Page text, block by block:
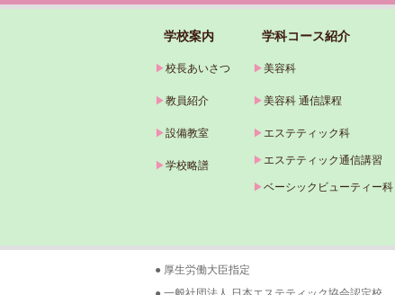
学校案内 学科コース紹介
▶校長あいさつ ▶美容科
▶教員紹介 ▶美容科 通信課程
▶設備教室 ▶ エステティック科
▶学校略譜 ▶ エステティック通信講習
▶ベーシックビューティー科
● 厚生労働大臣指定